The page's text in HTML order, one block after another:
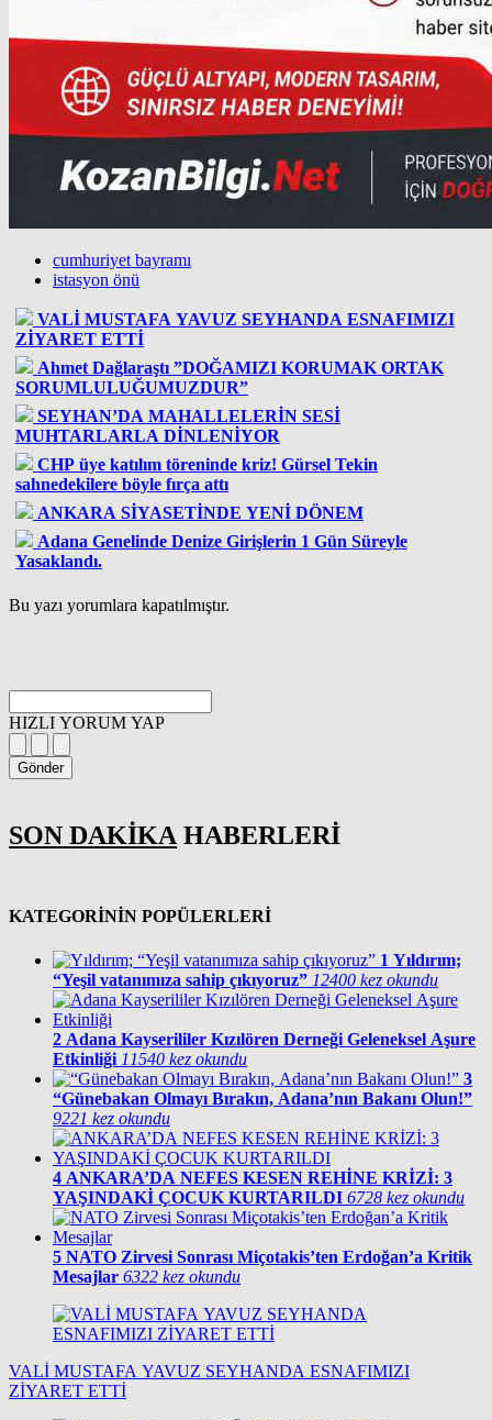
cumhuriyet bayramı
istasyon önü
VALİ MUSTAFA YAVUZ SEYHANDA ESNAFIMIZI
ZİYARET ETTİ
Ahmet Dağlaraştı ”DOĞAMIZI KORUMAK ORTAK
SORUMLULUĞUMUZDUR”
SEYHAN’DA MAHALLELERİN SESİ
MUHTARLARLA DİNLENİYOR
CHP üye katılım töreninde kriz! Gürsel Tekin
sahnedekilere böyle fırça attı
ANKARA SİYASETİNDE YENİ DÖNEM
Adana Genelinde Denize Girişlerin 1 Gün Süreyle
Yasaklandı.
Bu yazı yorumlara kapatılmıştır.
HIZLI YORUM YAP
Gönder
SON DAKİKA HABERLERİ
KATEGORİNİN POPÜLERLERİ
1 Yıldırım;
“Yeşil vatanımıza sahip çıkıyoruz” 12400 kez okundu
2 Adana Kayserililer Kızılören Derneği Geleneksel Aşure
Etkinliği 11540 kez okundu
3
“Günebakan Olmayı Bırakın, Adana’nın Bakanı Olun!”
9221 kez okundu
4 ANKARA’DA NEFES KESEN REHİNE KRİZİ: 3
YAŞINDAKİ ÇOCUK KURTARILDI 6728 kez okundu
5 NATO Zirvesi Sonrası Miçotakis’ten Erdoğan’a Kritik
Mesajlar 6322 kez okundu
VALİ MUSTAFA YAVUZ SEYHANDA ESNAFIMIZI
ZİYARET ETTİ